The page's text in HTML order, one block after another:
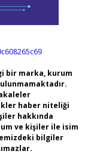
bir marka, kurum
haber niteliği
hakkında
ve kişiler ile isim
bilgiler